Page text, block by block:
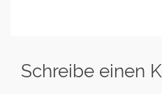
Schreibe einen